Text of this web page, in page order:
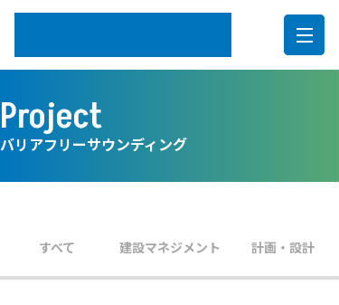
容
を
ス
キ
Project
バリアフリーサウンディング
すべて 建設マネジメント 計画・設計